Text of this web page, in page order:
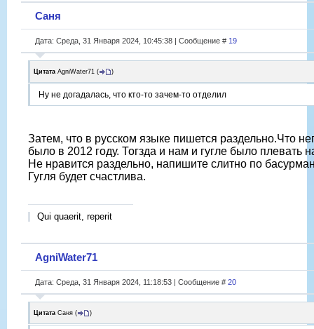
Саня
Дата: Среда, 31 Января 2024, 10:45:38 | Сообщение # 19
Цитата AgniWater71 ( )
Ну не догадалась, что кто-то зачем-то отделил
Затем, что в русском языке пишется раздельно.Что
было в 2012 году. Тогзда и нам и гугле было плевать
Не нравится раздельно, напишите слитно по
Гугля будет счастлива.
Qui quaerit, reperit
AgniWater71
Дата: Среда, 31 Января 2024, 11:18:53 | Сообщение # 20
Цитата Саня ( )